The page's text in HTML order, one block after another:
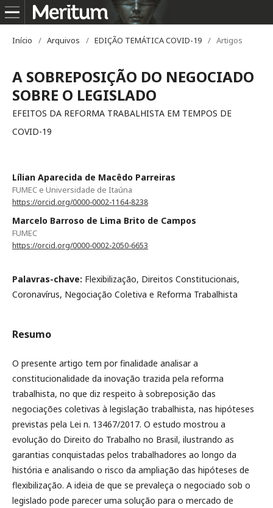
Início / Arquivos / EDIÇÃO TEMÁTICA COVID-19 / Artigos
A SOBREPOSIÇÃO DO NEGOCIADO
SOBRE O LEGISLADO
EFEITOS DA REFORMA TRABALHISTA EM TEMPOS DE
COVID-19
Lílian Aparecida de Macêdo Parreiras
FUMEC e Universidade de Itaúna
https://orcid.org/0000-0002-1164-8238
Marcelo Barroso de Lima Brito de Campos
FUMEC
https://orcid.org/0000-0002-2050-6653
Palavras-chave: Flexibilização, Direitos Constitucionais,
Coronavírus, Negociação Coletiva e Reforma Trabalhista
Resumo
O presente artigo tem por finalidade analisar a
constitucionalidade da inovação trazida pela reforma
trabalhista, no que diz respeito à sobreposição das
negociações coletivas à legislação trabalhista, nas hipóteses
previstas pela Lei n. 13467/2017. O estudo mostrou a
evolução do Direito do Trabalho no Brasil, ilustrando as
garantias conquistadas pelos trabalhadores ao longo da
história e analisando o risco da ampliação das hipóteses de
flexibilização. A ideia de que se prevaleça o negociado sob o
legislado pode parecer uma solução para o mercado de